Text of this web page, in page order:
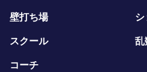
壁打ち場 シ
スクール 乱
コーチ